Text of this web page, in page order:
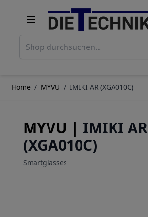
Home / MYVU / IMIKI AR (XGA010C)
MYVU | IMIKI AR
(XGA010C)
Smartglasses